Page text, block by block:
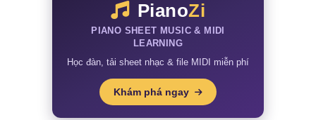
PianoZi
PIANO SHEET MUSIC & MIDI
LEARNING
Học đàn, tải sheet nhạc & file MIDI miễn phí
Khám phá ngay